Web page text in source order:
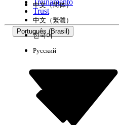
Treinamento
Trust
Português (Brasil)
中文（简体）
中文（繁體）
한국어
Русский